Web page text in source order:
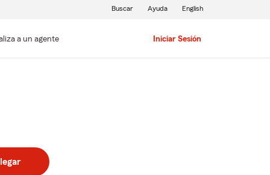
a un agente Iniciar Sesión
Buscar Ayuda English